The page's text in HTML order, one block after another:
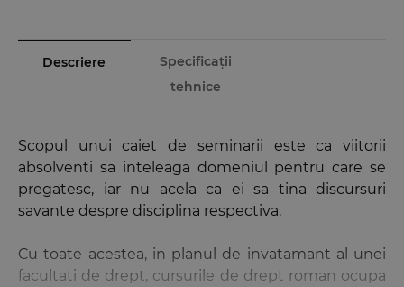
Descriere
Specificații
tehnice
Scopul unui caiet de seminarii este ca viitorii
absolventi sa inteleaga domeniul pentru care se
pregatesc, iar nu acela ca ei sa tina discursuri
savante despre disciplina respectiva.
Cu toate acestea, in planul de invatamant al unei
facultati de drept, cursurile de drept roman ocupa